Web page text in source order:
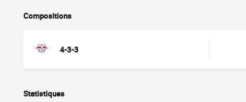
Compositions
4-3-3
Statistiques